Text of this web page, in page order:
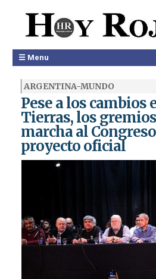
☰ Menu
ARGENTINA-MUNDO
Pese a los cambios
Tierras, los
marcha al
proyecto oficial